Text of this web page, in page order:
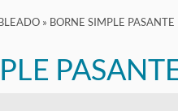
» BORNE SIMPLE PASANTE